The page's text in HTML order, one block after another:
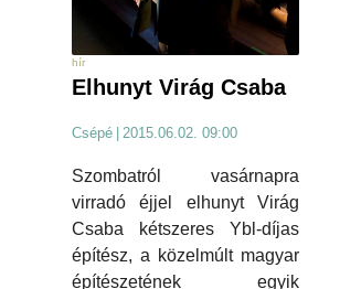
hír
Elhunyt Virág Csaba
Csépé 2015.06.02. 09:00
Szombatról vasárnapra
virradó éjjel elhunyt Virág
Csaba kétszeres Ybl-díjas
építész, a közelmúlt magyar
építészetének egyik